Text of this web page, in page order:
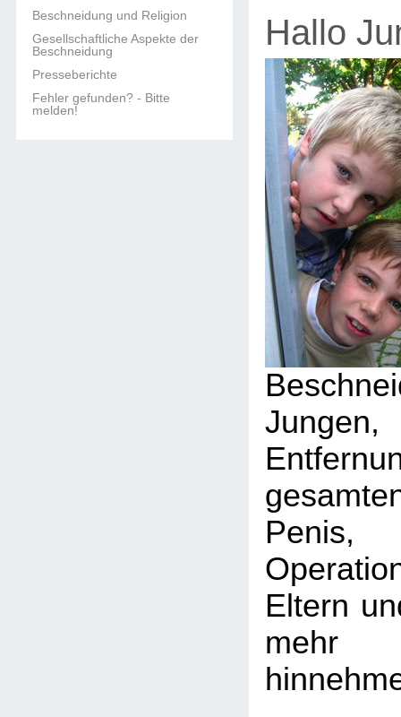
Beschneidung und Religion
Gesellschaftliche Aspekte der
Beschneidung
Presseberichte
Fehler gefunden? - Bitte
melden!
Hallo
Eltern
mehr